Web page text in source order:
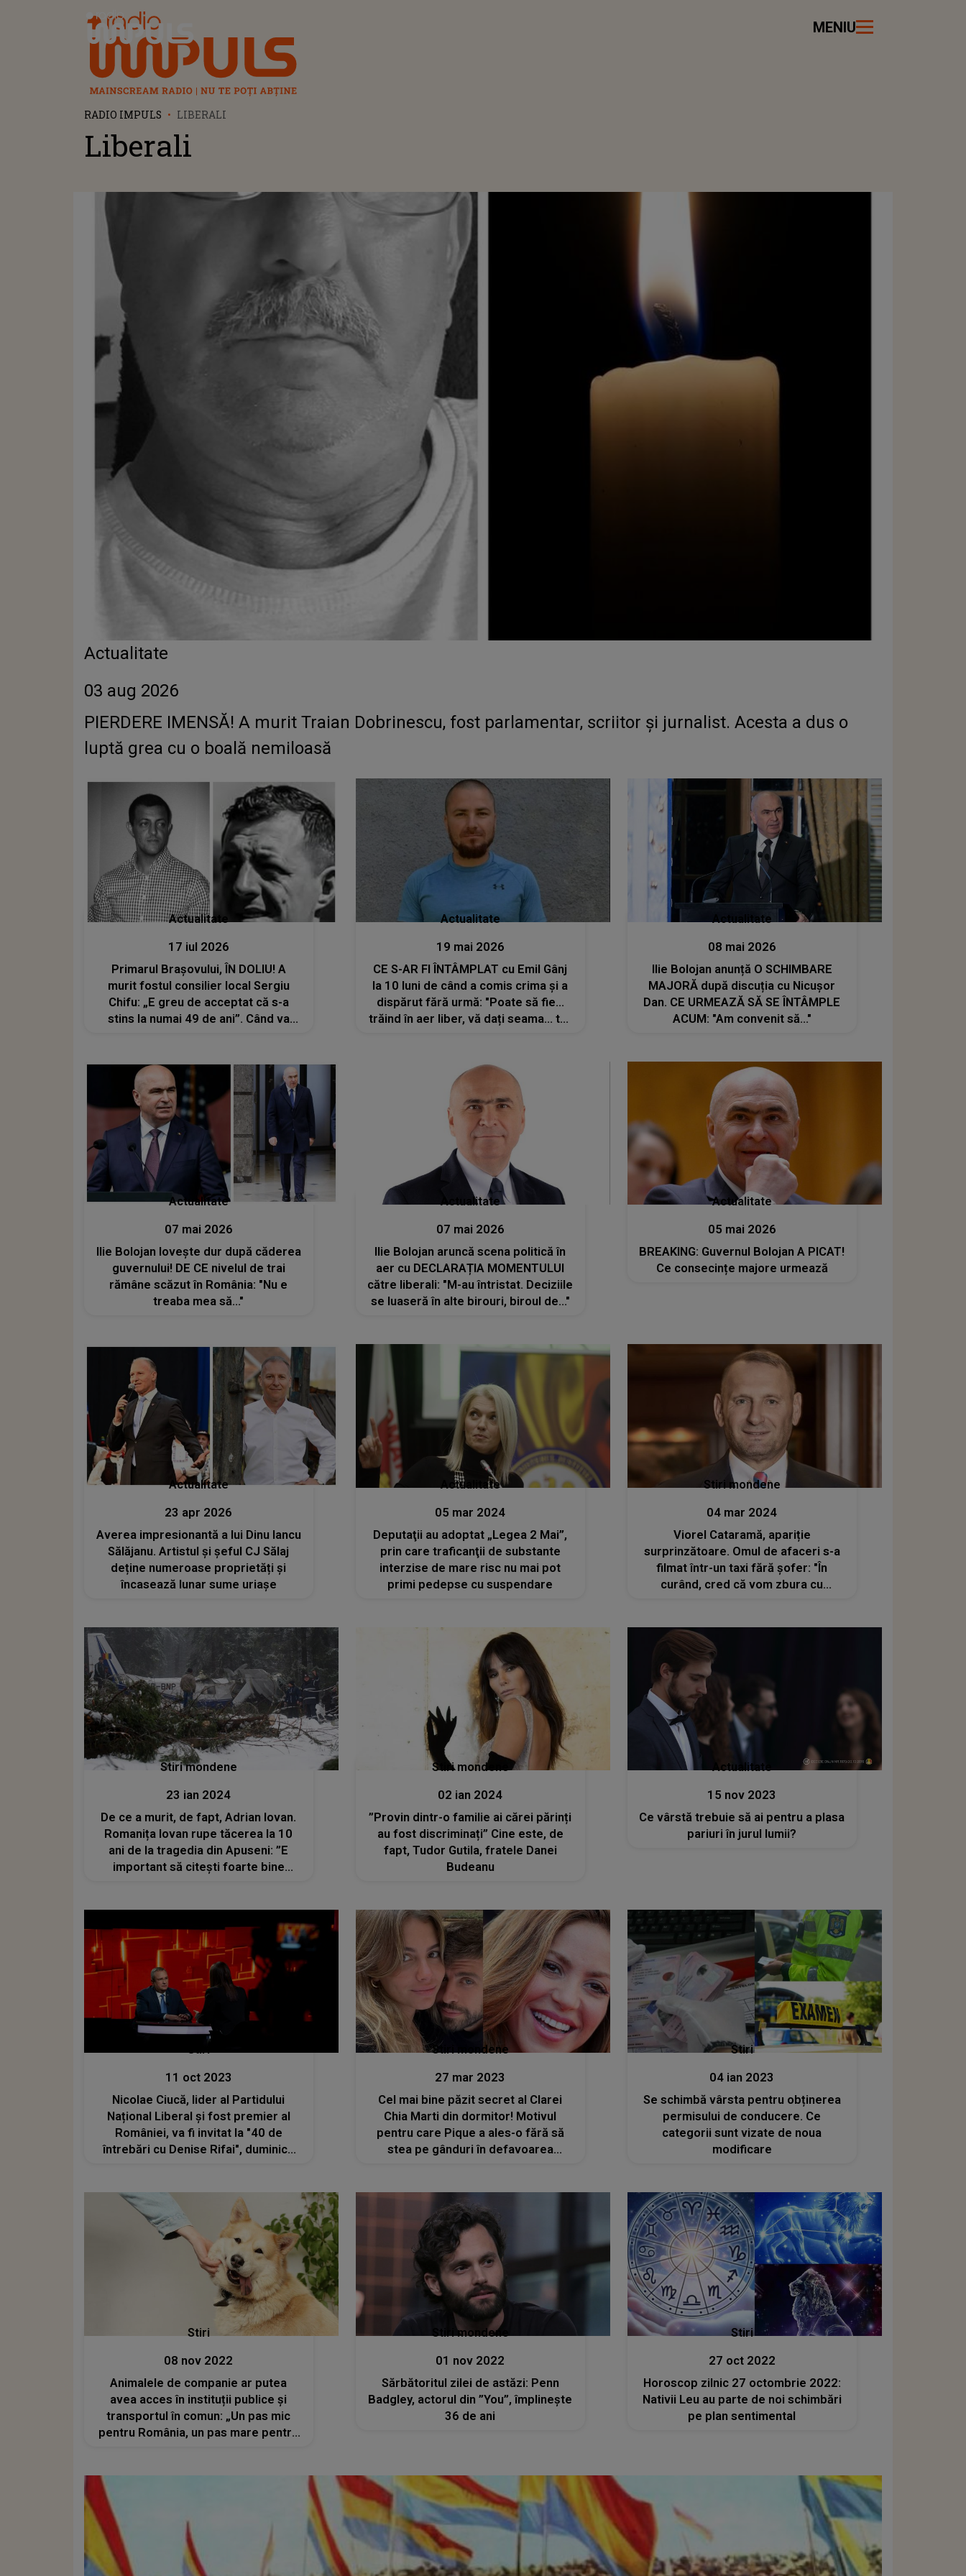
Radio Impuls MENIU
RADIO IMPULS LIBERALI
Liberali
Actualitate
03 aug 2026
PIERDERE IMENSĂ! A murit Traian Dobrinescu, fost parlamentar, scriitor și jurnalist. Acesta a dus o
luptă grea cu o boală nemiloasă
Actualitate
17 iul 2026
Primarul Brașovului, ÎN DOLIU! A
murit fostul consilier local Sergiu
Chifu: „E greu de acceptat că s-a
stins la numai 49 de ani”. Când va
Actualitate
19 mai 2026
CE S-AR FI ÎNTÂMPLAT cu Emil Gânj
la 10 luni de când a comis crima și a
dispărut fără urmă: "Poate să fie…
trăind în aer liber, vă dați seama… tot
Actualitate
08 mai 2026
Ilie Bolojan anunță O SCHIMBARE
MAJORĂ după discuția cu Nicușor
Dan. CE URMEAZĂ SĂ SE ÎNTÂMPLE
ACUM: "Am convenit să..."
Actualitate
07 mai 2026
Ilie Bolojan lovește dur după căderea
guvernului! DE CE nivelul de trai
rămâne scăzut în România: "Nu e
treaba mea să..."
Actualitate
07 mai 2026
Ilie Bolojan aruncă scena politică în
aer cu DECLARAȚIA MOMENTULUI
către liberali: "M-au întristat. Deciziile
se luaseră în alte birouri, biroul de..."
Actualitate
05 mai 2026
BREAKING: Guvernul Bolojan A PICAT!
Ce consecințe majore urmează
Actualitate
23 apr 2026
Averea impresionantă a lui Dinu Iancu
Sălăjanu. Artistul și șeful CJ Sălaj
deține numeroase proprietăți și
încasează lunar sume uriașe
Actualitate
05 mar 2024
Deputaţii au adoptat „Legea 2 Mai”,
prin care traficanţii de substante
interzise de mare risc nu mai pot
primi pedepse cu suspendare
Stiri mondene
04 mar 2024
Viorel Cataramă, apariție
surprinzătoare. Omul de afaceri s-a
filmat într-un taxi fără șofer: "În
curând, cred că vom zbura cu
Stiri mondene
23 ian 2024
De ce a murit, de fapt, Adrian Iovan.
Romanița Iovan rupe tăcerea la 10
ani de la tragedia din Apuseni: ”E
important să citești foarte bine
Stiri mondene
02 ian 2024
”Provin dintr-o familie ai cărei părinți
au fost discriminați” Cine este, de
fapt, Tudor Gutila, fratele Danei
Budeanu
Actualitate
15 nov 2023
Ce vârstă trebuie să ai pentru a plasa
pariuri în jurul lumii?
Stiri
11 oct 2023
Nicolae Ciucă, lider al Partidului
Național Liberal și fost premier al
României, va fi invitat la "40 de
întrebări cu Denise Rifai", duminica
Stiri mondene
27 mar 2023
Cel mai bine păzit secret al Clarei
Chia Marti din dormitor! Motivul
pentru care Pique a ales-o fără să
stea pe gânduri în defavoarea
Stiri
04 ian 2023
Se schimbă vârsta pentru obținerea
permisului de conducere. Ce
categorii sunt vizate de noua
modificare
Stiri
08 nov 2022
Animalele de companie ar putea
avea acces în instituții publice și
transportul în comun: „Un pas mic
pentru România, un pas mare pentru
Stiri mondene
01 nov 2022
Sărbătoritul zilei de astăzi: Penn
Badgley, actorul din ”You”, împlinește
36 de ani
Stiri
27 oct 2022
Horoscop zilnic 27 octombrie 2022:
Nativii Leu au parte de noi schimbări
pe plan sentimental